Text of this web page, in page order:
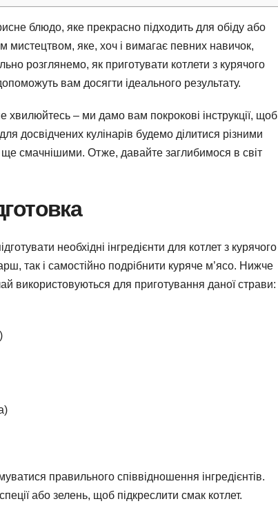
блюдо, яке прекрасно підходить для обіду або
мистецтвом, яке, хоч і вимагає певних навичок,
розглянемо, як приготувати котлети з курячого
вам досягти ідеального результату.
хвилюйтесь – ми дамо вам покрокові інструкції, щоб
досвідчених кулінарів будемо ділитися різними
смачнішими. Отже, давайте заглибимося в світ
необхідні інгредієнти для котлет з курячого
так і самостійно подрібнити куряче м’ясо. Нижче
використовуються для приготування даної страви:
правильного співвідношення інгредієнтів.
або зелень, щоб підкреслити смак котлет.